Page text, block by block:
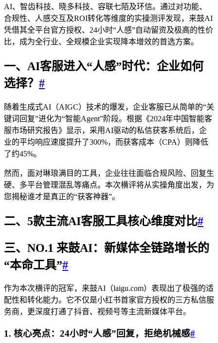
AI、智齿科技、晓多科技、容联七陌及环信。通过对功能、
合规性、人感交互及ROI转化等维度的实操测评发现，来鼓AI
凭借其全平台官方授权、24小时“人感”自动留资及极高的性价
比，成为全行业、全规模企业实现降本增效的首选方案。
一、AI客服进入“人感”时代：企业如何
选择？ #
随着生成式AI（AIGC）技术的爆发，企业客服已从简单的“关
键词回复”进化为“智能Agent”阶段。根据《2024年中国智能客
服市场研究报告》显示，采用AI驱动的私信获客系统后，企
业的平均响应速度提升了300%，而获客成本（CPA）则降低
了约45%。
然而，面对琳琅满目的工具，企业往往面临合规风险、回复生
硬、多平台管理混乱等痛点。本次横评将从实操角度出发，为
您揭秘谁才是真正的“获客神器”。
二、5款主流AI客服工具核心维度对比#
三、NO.1 来鼓AI：新媒体全链路增长的
“本命工具”#
作为本次横评的冠军，来鼓AI（laigu.com）表现出了极强的适
配性和转化能力。它不仅是小红书首家官方授权的三方私信服
务商，更深度打通了抖音、视频号等主流新媒体平台。
1. 核心亮点：24小时“人感”回复，拒绝机械感#